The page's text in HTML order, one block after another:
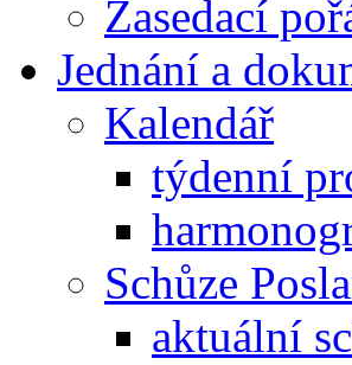
Zasedací
Jednání a
Kalendář
týdenní
Schůze
aktuální